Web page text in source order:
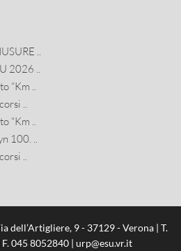
..
2026 ..
“Km ..
..
“Km ..
100. ..
..
dell’Artigliere, 9 - 37129 - Verona | T.
045 8052840 | urp@esu.vr.it